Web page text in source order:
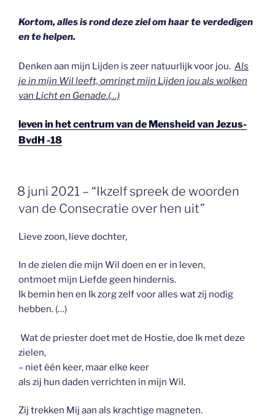
Kortom, alles is rond deze ziel om haar te verdedigen
en te helpen.
Denken aan mijn Lijden is zeer natuurlijk voor jou. Als
je in mijn Wil leeft, omringt mijn Lijden jou als wolken
van Licht en Genade.(…)
leven in het centrum van de Mensheid van Jezus-
BvdH -18
GEPLAATST
OP
8 juni 2021 – “Ikzelf spreek de woorden
van de Consecratie over hen uit”
Lieve zoon, lieve dochter,
In de zielen die mijn Wil doen en er in leven,
ontmoet mijn Liefde geen hindernis.
Ik bemin hen en Ik zorg zelf voor alles wat zij nodig
hebben. (…)
Wat de priester doet met de Hostie, doe Ik met deze
zielen,
– niet één keer, maar elke keer
als zij hun daden verrichten in mijn Wil.
Zij trekken Mij aan als krachtige magneten.